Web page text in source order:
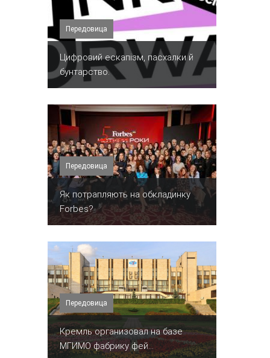
Передовица
​Цифровий ескапізм, пасхалки й
бунтарство.
Передовица
​Як потрапляють на обкладинку
Forbes?
Передовица
Кремль организовал на базе
МГИМО фабрику фей...